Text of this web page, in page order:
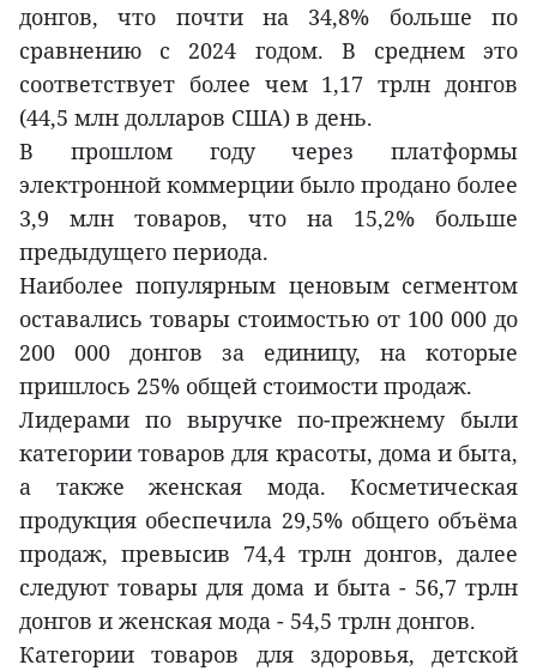
донгов, что почти на 34,8% больше по
сравнению с 2024 годом. В среднем это
соответствует более чем 1,17 трлн донгов
(44,5 млн долларов США) в день.
В прошлом году через платформы
электронной коммерции было продано более
3,9 млн товаров, что на 15,2% больше
предыдущего периода.
Наиболее популярным ценовым сегментом
оставались товары стоимостью от 100 000 до
200 000 донгов за единицу, на которые
пришлось 25% общей стоимости продаж.
Лидерами по выручке по-прежнему были
категории товаров для красоты, дома и быта,
а также женская мода. Косметическая
продукция обеспечила 29,5% общего объёма
продаж, превысив 74,4 трлн донгов, далее
следуют товары для дома и быта - 56,7 трлн
донгов и женская мода - 54,5 трлн донгов.
Категории товаров для здоровья, детской